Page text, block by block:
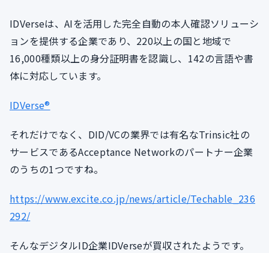
IDVerseは、AIを活用した完全自動の本人確認ソリューシ
ョンを提供する企業であり、220以上の国と地域で
16,000種類以上の身分証明書を認識し、142の言語や書
体に対応しています。
IDVerse®
それだけでなく、DID/VCの業界では有名なTrinsic社の
サービスであるAcceptance Networkのパートナー企業
のうちの1つですね。
https://www.excite.co.jp/news/article/Techable_236
292/
そんなデジタルID企業IDVerseが買収されたようです。